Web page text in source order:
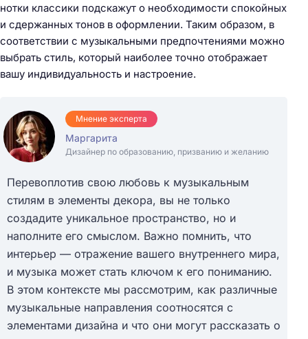
нотки классики подскажут о необходимости спокойных
и сдержанных тонов в оформлении. Таким образом, в
соответствии с музыкальными предпочтениями можно
выбрать стиль, который наиболее точно отображает
вашу индивидуальность и настроение.
Мнение эксперта
Маргарита
Дизайнер по образованию, призванию и желанию
Перевоплотив свою любовь к музыкальным
стилям в элементы декора, вы не только
создадите уникальное пространство, но и
наполните его смыслом. Важно помнить, что
интерьер — отражение вашего внутреннего мира,
и музыка может стать ключом к его пониманию.
В этом контексте мы рассмотрим, как различные
музыкальные направления соотносятся с
элементами дизайна и что они могут рассказать о